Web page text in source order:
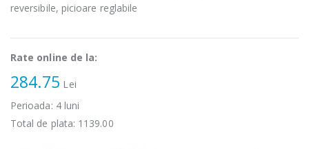
reversibile, picioare reglabile
Rate online de la:
284.75 Lei
Perioada: 4luni
Total de plata: 1139.00
Masina de tocat
549,00 Lei
Masina de tocat
carne
NobeLTek ...
Heinner ...